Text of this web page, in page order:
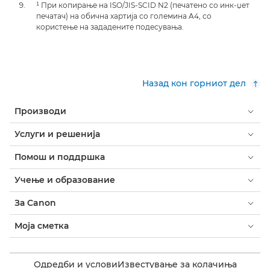
¹ При копирање на ISO/JIS-SCID N2 (печатено со инк-џет
печатач) на обична хартија со големина A4, со
користење на зададените подесувања.
Назад кон горниот дел
Производи
Услуги и решенија
Помош и поддршка
Учење и образование
За Canon
Моја сметка
Одредби и условиИзвестување за колачиња